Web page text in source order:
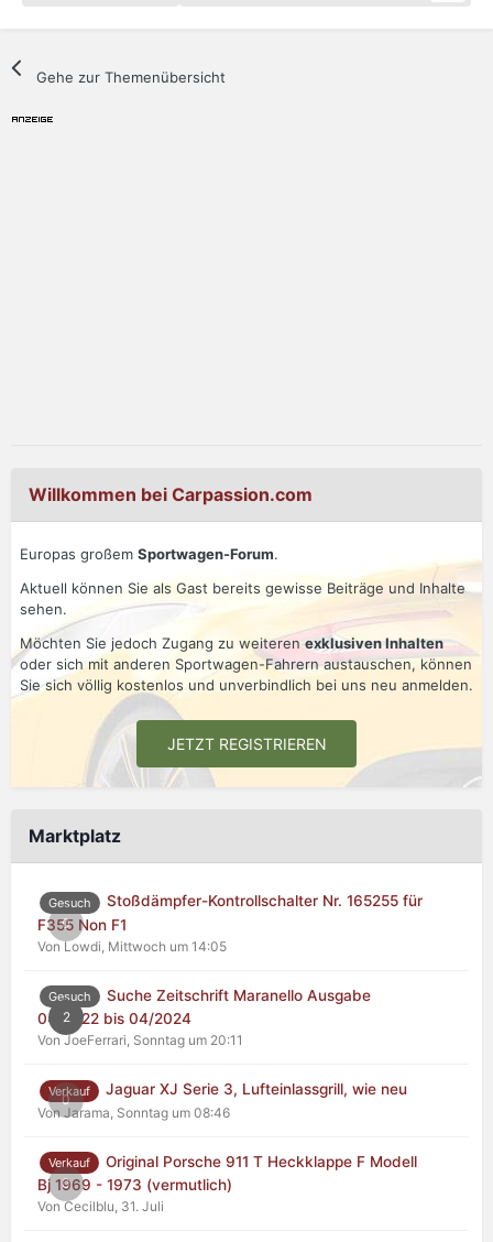
Gehe zur Themenübersicht
Willkommen bei Carpassion.com
Europas großem Sportwagen-Forum.
Aktuell können Sie als Gast bereits gewisse Beiträge und Inhalte
sehen.
Möchten Sie jedoch Zugang zu weiterenexklusiven Inhalten
oder sich mit anderen Sportwagen-Fahrern austauschen, können
Sie sich völlig kostenlos und unverbindlich bei uns neu anmelden.
JETZT REGISTRIEREN
Marktplatz
0
Gesuch
Stoßdämpfer-Kontrollschalter Nr. 165255 für
F355 Non F1
Von Lowdi, Mittwoch um 14:05
2
Gesuch
Suche Zeitschrift Maranello Ausgabe
04/2022 bis 04/2024
Von JoeFerrari, Sonntag um 20:11
0
Verkauf Jaguar XJ Serie 3, Lufteinlassgrill, wie neu
Von Jarama, Sonntag um 08:46
0
Verkauf
Original Porsche 911 T Heckklappe F Modell
Bj 1969 - 1973 (vermutlich)
Von Cecilblu, 31. Juli